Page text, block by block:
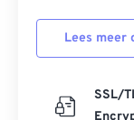
Lees meer
SSL/